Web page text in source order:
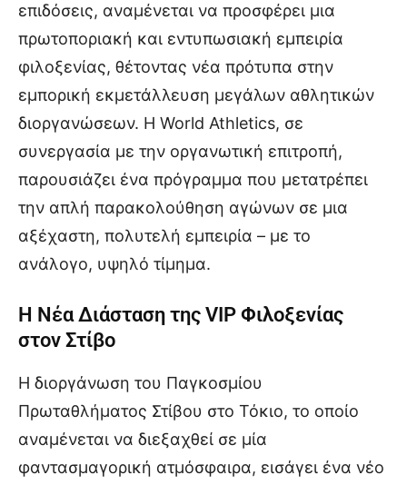
επιδόσεις, αναμένεται να προσφέρει μια
πρωτοποριακή και εντυπωσιακή εμπειρία
φιλοξενίας, θέτοντας νέα πρότυπα στην
εμπορική εκμετάλλευση μεγάλων αθλητικών
διοργανώσεων. Η World Athletics, σε
συνεργασία με την οργανωτική επιτροπή,
παρουσιάζει ένα πρόγραμμα που μετατρέπει
την απλή παρακολούθηση αγώνων σε μια
αξέχαστη, πολυτελή εμπειρία – με το
ανάλογο, υψηλό τίμημα.
Η Νέα Διάσταση της VIP Φιλοξενίας
στον Στίβο
Η διοργάνωση του Παγκοσμίου
Πρωταθλήματος Στίβου στο Τόκιο, το οποίο
αναμένεται να διεξαχθεί σε μία
φαντασμαγορική ατμόσφαιρα, εισάγει ένα νέο